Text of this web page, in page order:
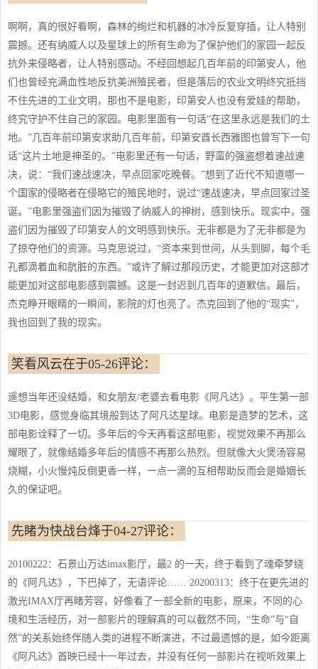
啊啊，真的很好看啊，森林的绚烂和机器的冰冷反复穿插，让人特别
震撼。还有纳威人以及星球上的所有生命为了保护他们的家园一起反
抗外来侵略者，让人特别感动。不经回想起几百年前的印第安人，他
们也曾经充满血性地反抗美洲殖民者，但是落后的农业文明终究抵挡
不住先进的工业文明，那也不是电影，印第安人也没有爱娃的帮助，
终究守护不住自己的家园。电影里面有一句话“在这里永远是我们的土
地。”几百年前印第安求助几百年前，印第安酋长西雅图也曾写下一句
话“这片土地是神圣的。”电影里还有一句话，野蛮的强盗想着速战速
决，说：“我们速战速决，早点回家吃晚餐。”想到了近代不知道哪一
个国家的侵略者在侵略它的殖民地时，说过“速战速决，早点回家过圣
诞。”电影里强盗们因为摧毁了纳威人的神树，感到快乐。现实中，强
盗们因为摧毁了印第安人的文明感到快乐。无非都是为了无非都是为
了掠夺他们的资源。马克思说过，“资本来到世间，从头到脚，每个毛
孔都滴着血和肮脏的东西。”或许了解过那段历史，才能更加对这部才
能更加对这部电影感到震撼。这是一封迟到几百年的道歉信。最后，
杰克睁开眼睛的一瞬间，影院的灯也亮了。杰克回到了他的“现实”，
我也回到了我的现实。
笑看风云在于05-26评论：
遥想当年还没结婚，和女朋友/老婆去看电影《阿凡达》。平生第一部
3D电影，感觉身临其境般到达了阿凡达星球。电影是造梦的艺术，这
部电影诠释了一切。多年后的今天再看这部电影，视觉效果不再那么
耀眼了，就像结婚多年后的情感不再那么热烈。但就像大火煲汤容易
烧糊，小火慢炖反倒更香一样，一点一滴的互相帮助反而会是婚姻长
久的保证吧。
先睹为快战台烽于04-27评论：
20100222：石景山万达imax影厅，最2 的一天，终于看到了魂牵梦绕
的《阿凡达》，下巴掉了，无语评论…… 20200313：终于在更先进的
激光IMAX厅再睹芳容，好像看了一部全新的电影，原来，不同的心
境和生活经历，对一部影片的理解真的可以截然不同，“生命”与“自
然”的关系始终伴随人类的进程不断演进，不过最遗憾的是，如今距离
《阿凡达》首映已经十一年过去，并没有任何一部影片在视听效果上